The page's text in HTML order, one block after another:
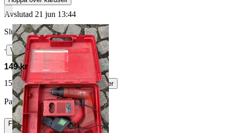
Avslutad 21 jun 13:44
Slutpris
∙ Visa bud
149 kr
158 kr med köparskydd. Läs mer
Parfit vann auktionen
Frakt Från 49 kr